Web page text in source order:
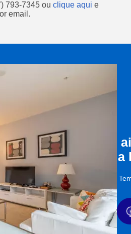
793-7345 ou clique aqui e
email.
a